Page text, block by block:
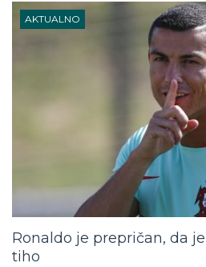
AKTUALNO
Ronaldo je prepričan, da
tiho